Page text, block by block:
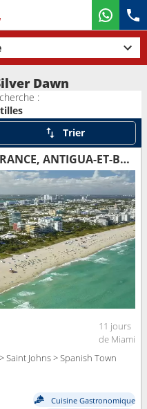
Compagnies
Dawn
:
Trier
ÉTATS-UNIS, PORTO RICO, FRANCE, ANTIGUA-ET-BARBUDA, VIRGIN GORDA
11 jours
de Miami
Saint Johns > Spanish Town
Cuisine Gastronomique